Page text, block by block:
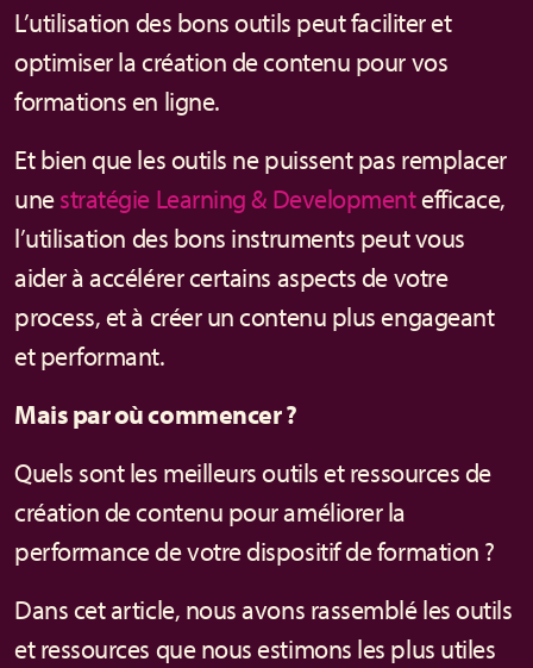
L’utilisation des bons outils peut faciliter et
optimiser la création de contenu pour vos
formations en ligne.
Et bien que les outils ne puissent pas remplacer
unestratégie Learning & Developmentefficace,
l’utilisation des bons instruments peut vous
aider à accélérer certains aspects de votre
process, et à créer un contenu plus engageant
et performant.
Mais par où commencer ?
Quels sont les meilleurs outils et ressources de
création de contenu pour améliorer la
performance de votre dispositif de formation ?
Dans cet article, nous avons rassemblé les outils
et ressources que nous estimons les plus utiles